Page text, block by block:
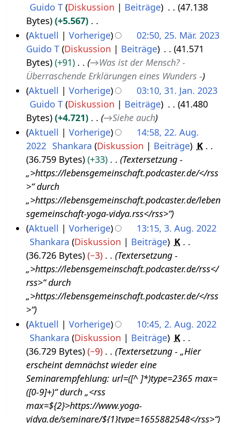
i
n
e
B
e
a
b
e
i
t
u
n
z
u
s
a
m
e
f
a
s
s
u
n
g
Guido T Diskussion Beiträge
47.138
Bytes
+5.567
K
e
i
n
e
B
e
a
r
b
i
u
n
g
s
z
a
m
m
e
n
f
a
s
M
z
Aktuell Vorherige
02:50, 25. Mär. 2023
Guido T Diskussion Beiträge
41.571
Bytes
+91 →Was ist der Mensch? -
Überraschende Erklärungen eines Wunders -
2
Aktuell Vorherige
03:10, 31. Jan. 2023
Guido T Diskussion Beiträge
41.480
Bytes
+4.721 →Siehe auch
u
Aktuell Vorherige
14:58, 22. Aug.
2022 Shankara Diskussion Beiträge
K
36.759 Bytes
+33
Textersetzung -
„>https://lebensgemeinschaft.podcaster.de/</rss
>“ durch
„>https://lebensgemeinschaft.podcaster.de/leben
sgemeinschaft-yoga-vidya.rss</rss>“
s
Aktuell Vorherige
13:15, 3. Aug. 2022
Shankara Diskussion Beiträge
K
36.726 Bytes
−3
Textersetzung -
„>https://lebensgemeinschaft.podcaster.de/rss</
rss>“ durch
„>https://lebensgemeinschaft.podcaster.de/</rss
>“
Aktuell Vorherige
10:45, 2. Aug. 2022
Shankara Diskussion Beiträge
K
36.729 Bytes
−9
Textersetzung - „Hier
erscheint demnächst wieder eine
Seminarempfehlung: url=([^ ]*)type=2365 max=
([0-9]+)“ durch „<rss
max=${2}>https://www.yoga-
vidya.de/seminare/${1}type=1655882548</rss>“